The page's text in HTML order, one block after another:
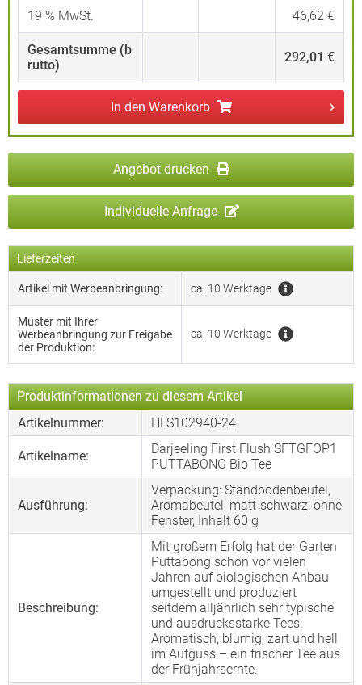
19 % MwSt. 46,62 €
Gesamtsumme (b
rutto)
292,01 €
In den Warenkorb
Angebot drucken
Individuelle Anfrage
Lieferzeiten
Artikel mit Werbeanbringung: ca. 10 Werktage
Muster mit Ihrer
Werbeanbringung zur Freigabe
der Produktion:
ca. 10 Werktage
Produktinformationen zu diesem Artikel
Artikelnummer:
HLS102940-24
Artikelname:
Darjeeling First Flush SFTGFOP1
PUTTABONG Bio Tee
Ausführung:
Verpackung: Standbodenbeutel,
Aromabeutel, matt-schwarz, ohne
Fenster, Inhalt 60 g
Beschreibung:
Mit großem Erfolg hat der Garten
Puttabong schon vor vielen
Jahren auf biologischen Anbau
umgestellt und produziert
seitdem alljährlich sehr typische
und ausdrucksstarke Tees.
Aromatisch, blumig, zart und hell
im Aufguss – ein frischer Tee aus
der Frühjahrsernte.